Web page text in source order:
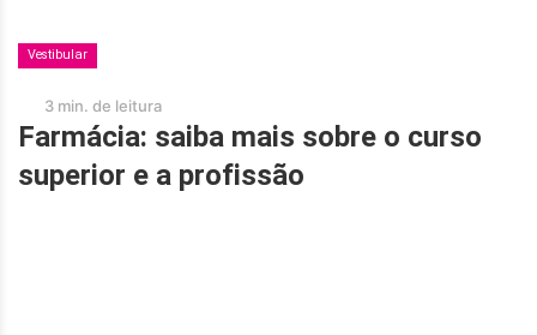
Vestibular
3 min. de leitura
Farmácia: saiba mais sobre o curso
superior e a profissão